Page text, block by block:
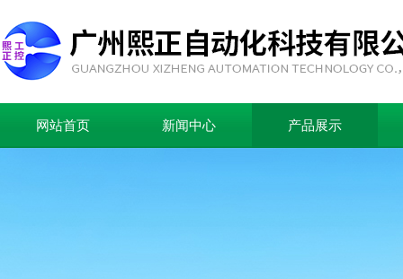
网站首页 新闻中心 产品展示